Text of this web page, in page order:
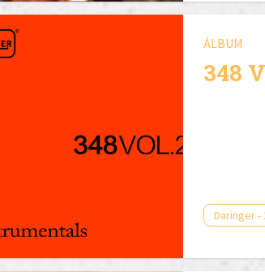
ÁLBUM
348
Daringer -